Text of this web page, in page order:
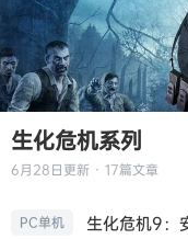
生化危机系列
6月28日更新 · 17篇文章
PC单机